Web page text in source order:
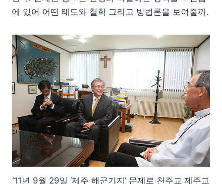
에 있어 어떤 태도와 철학 그리고 방법론을 보여줄까.
’11년 9월 29일 ‘제주 해군기지’ 문제로 천주교 제주교